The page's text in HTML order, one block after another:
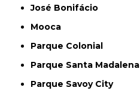
José Bonifácio
Mooca
Parque Colonial
Parque Santa Madalena
Parque Savoy City